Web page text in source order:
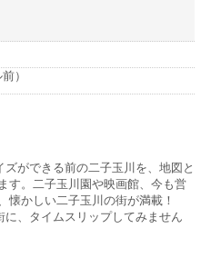
）
ができる前の二子玉川を、地図と
す。二子玉川園や映画館、今も営
懐かしい二子玉川の街が満載！
、タイムスリップしてみません